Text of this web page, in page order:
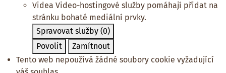
Videa Video-hostingové služby pomáhají přidat na
stránku bohaté mediální prvky.
Spravovat služby (0)
Povolit
Zamítnout
Tento web nepoužívá žádné soubory cookie vyžadující